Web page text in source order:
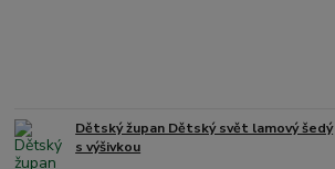
Dětský župan Dětský svět lamový šedý
s výšivkou